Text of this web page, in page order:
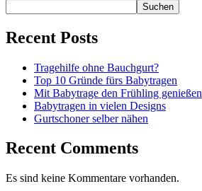
Suchen
Recent Posts
Tragehilfe ohne Bauchgurt?
Top 10 Gründe fürs Babytragen
Mit Babytrage den Frühling genießen
Babytragen in vielen Designs
Gurtschoner selber nähen
Recent Comments
Es sind keine Kommentare vorhanden.